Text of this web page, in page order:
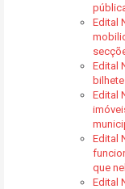
Edital
Edital
Edital
Edital
que
Edital